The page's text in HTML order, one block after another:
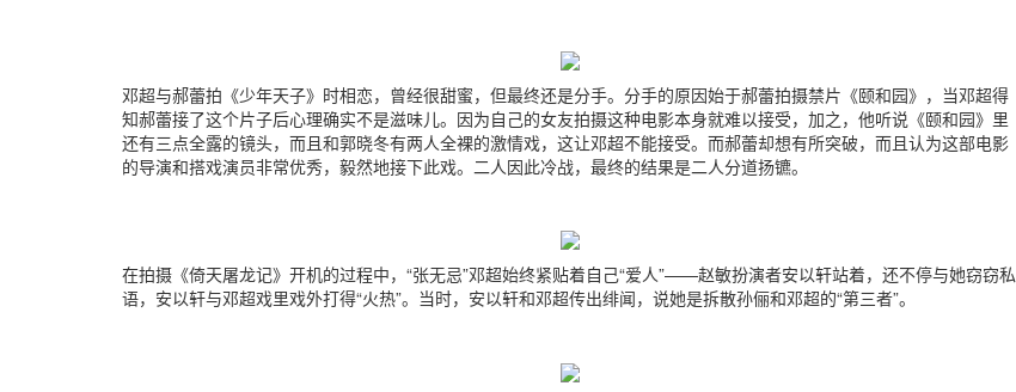
邓超与郝蕾拍《少年天子》时相恋，曾经很甜蜜，但最终还是分手。分手的原因始于郝蕾拍摄禁片《颐和园》，当邓超得
知郝蕾接了这个片子后心理确实不是滋味儿。因为自己的女友拍摄这种电影本身就难以接受，加之，他听说《颐和园》里
还有三点全露的镜头，而且和郭晓冬有两人全裸的激情戏，这让邓超不能接受。而郝蕾却想有所突破，而且认为这部电影
的导演和搭戏演员非常优秀，毅然地接下此戏。二人因此冷战，最终的结果是二人分道扬镳。
在拍摄《倚天屠龙记》开机的过程中，“张无忌”邓超始终紧贴着自己“爱人”——赵敏扮演者安以轩站着，还不停与她窃窃私
语，安以轩与邓超戏里戏外打得“火热”。当时，安以轩和邓超传出绯闻，说她是拆散孙俪和邓超的“第三者”。